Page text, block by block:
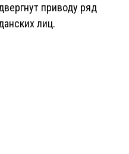
приводу ряд
лиц.